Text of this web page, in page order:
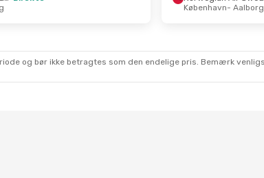
- Søn. 1. Nov.
Aalborg
- København
København- Aalborg
og bør ikke betragtes som den endelige pris. Bemærk